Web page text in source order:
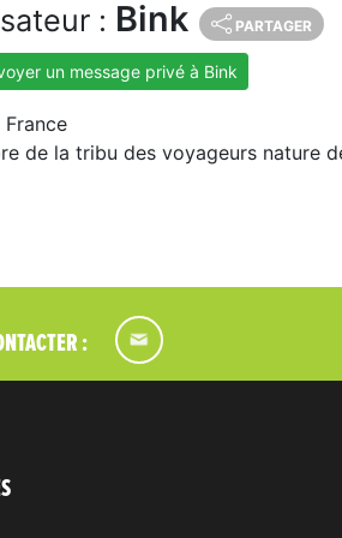
: Bink PARTAGER
un message privé à Bink
France
de la tribu des voyageurs nature
: